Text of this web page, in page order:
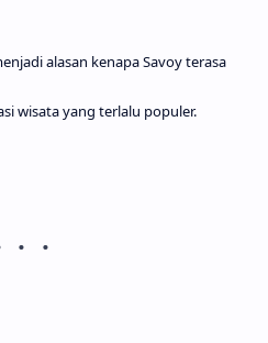
alasan kenapa Savoy terasa
wisata yang terlalu populer.